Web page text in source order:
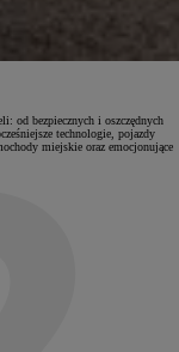
od bezpiecznych i oszczędnych
technologie, pojazdy
miejskie oraz emocjonujące